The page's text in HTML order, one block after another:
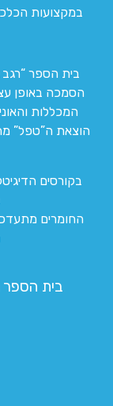
במקצועות
בית הספר “רגב
הסמכה באופן
המכללות
הוצאת ה”טפל”
בקורסים
החומרים
בית הספר